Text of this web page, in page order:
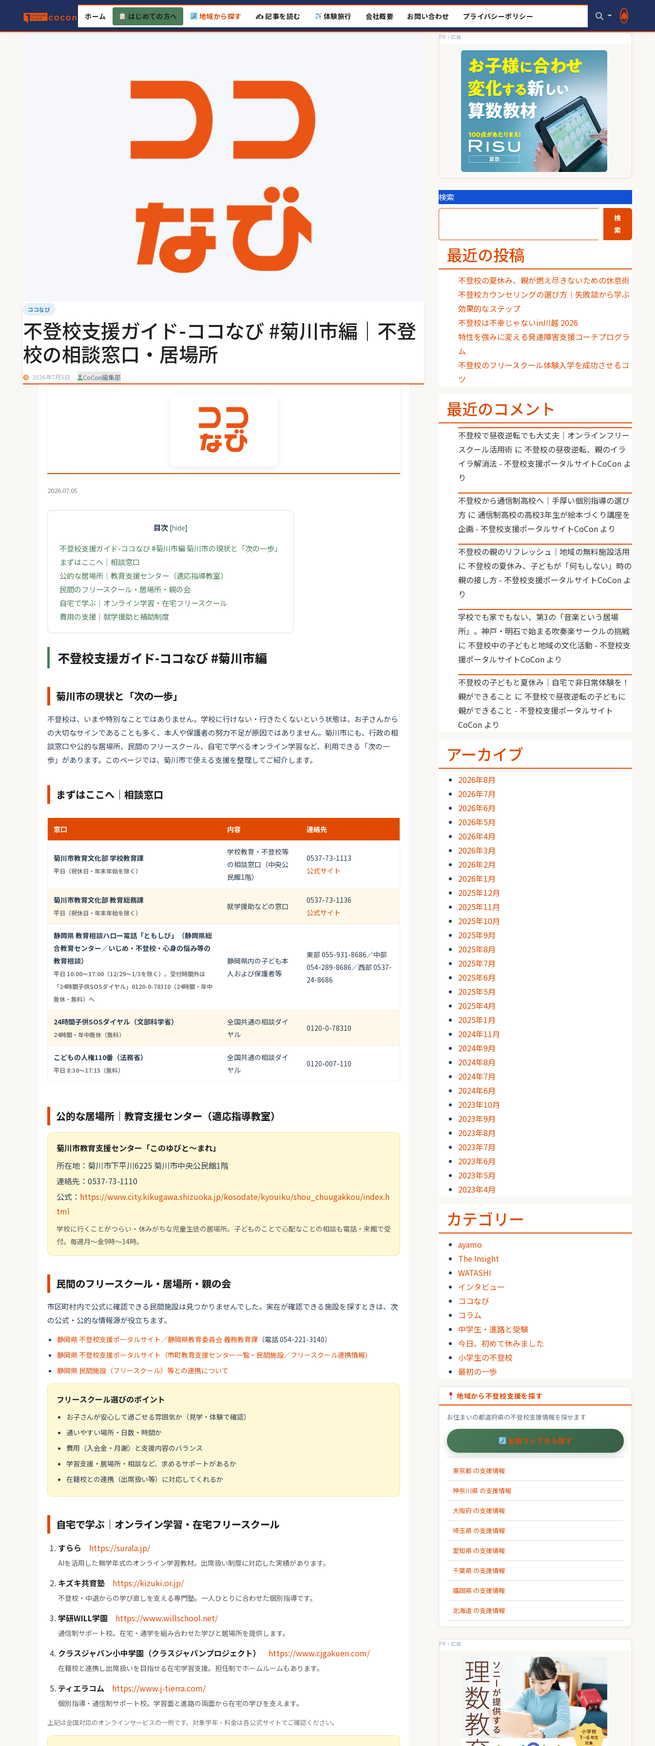
content
ホーム はじめての方へ 地域から探す ✍️ 記事を読む 体験旅行 会社概要 お問い合わせ プライバシーポリシー
ココなび
不登校支援ガイド-ココなび #菊川市編｜不登
校の相談窓口・居場所
2026年7月5日 CoCon編集部
2026.07.05
目次 [hide]
不登校支援ガイド-ココなび #菊川市編 菊川市の現状と「次の一歩」
まずはここへ｜相談窓口
公的な居場所｜教育支援センター（適応指導教室）
民間のフリースクール・居場所・親の会
自宅で学ぶ｜オンライン学習・在宅フリースクール
費用の支援｜就学援助と補助制度
不登校支援ガイド-ココなび #菊川市編
菊川市の現状と「次の一歩」
不登校は、いまや特別なことではありません。学校に行けない・行きたくないという状態は、お子さんから
の大切なサインであることも多く、本人や保護者の努力不足が原因ではありません。菊川市にも、行政の相
談窓口や公的な居場所、民間のフリースクール、自宅で学べるオンライン学習など、利用できる「次の一
歩」があります。このページでは、菊川市で使える支援を整理してご紹介します。
まずはここへ｜相談窓口
窓口 内容 連絡先
菊川市教育文化部 学校教育課
平日（祝休日・年末年始を除く）
学校教育・不登校等
の相談窓口（中央公
民館1階）
0537-73-1113
公式サイト
菊川市教育文化部 教育総務課
平日（祝休日・年末年始を除く）
就学援助などの窓口
0537-73-1136
公式サイト
静岡県 教育相談ハロー電話「ともしび」（静岡県総
合教育センター／いじめ・不登校・心身の悩み等の
教育相談）
平日 10:00〜17:00（12/29〜1/3を除く）。受付時間外は
「24時間子供SOSダイヤル」0120-0-78310（24時間・年中
無休・無料）へ
静岡県内の子ども本
人および保護者等
東部 055-931-8686／中部
054-289-8686／西部 0537-
24-8686
24時間子供SOSダイヤル（文部科学省）
24時間・年中無休（無料）
全国共通の相談ダイ
ヤル
0120-0-78310
こどもの人権110番（法務省）
平日 8:30〜17:15（無料）
全国共通の相談ダイ
ヤル
0120-007-110
公的な居場所｜教育支援センター（適応指導教室）
菊川市教育支援センター「このゆびと～まれ」
所在地：菊川市下平川6225 菊川市中央公民館1階
連絡先：0537-73-1110
公式： https://www.city.kikugawa.shizuoka.jp/kosodate/kyouiku/shou_chuugakkou/index.h
tml
学校に行くことがつらい・休みがちな児童生徒の居場所。子どものことで心配なことの相談も電話・来館で受
付。毎週月～金9時～14時。
民間のフリースクール・居場所・親の会
市区町村内で公式に確認できる民間施設は見つかりませんでした。実在が確認できる施設を探すときは、次
の公式・公的な情報源が役立ちます。
静岡県 不登校支援ポータルサイト／静岡県教育委員会 義務教育課（電話 054-221-3140）
静岡県 不登校支援ポータルサイト（市町教育支援センター一覧・民間施設／フリースクール連携情報）
静岡県 民間施設（フリースクール）等との連携について
フリースクール選びのポイント
お子さんが安心して過ごせる雰囲気か（見学・体験で確認）
通いやすい場所・日数・時間か
費用（入会金・月謝）と支援内容のバランス
学習支援・居場所・相談など、求めるサポートがあるか
在籍校との連携（出席扱い等）に対応してくれるか
自宅で学ぶ｜オンライン学習・在宅フリースクール
すらら https://surala.jp/
AIを活用した無学年式のオンライン学習教材。出席扱い制度に対応した実績があります。
キズキ共育塾 https://kizuki.or.jp/
不登校・中退からの学び直しを支える専門塾。一人ひとりに合わせた個別指導です。
学研WILL学園 https://www.willschool.net/
通信制サポート校。在宅・通学を組み合わせた学びと居場所を提供します。
クラスジャパン小中学園（クラスジャパンプロジェクト） https://www.cjgakuen.com/
在籍校と連携し出席扱いを目指せる在宅学習支援。担任制でホームルームもあります。
ティエラコム https://www.j-tierra.com/
個別指導・通信制サポート校。学習面と進路の両面から在宅の学びを支えます。
上記は全国対応のオンラインサービスの一例です。対象学年・料金は各公式サイトでご確認ください。
PR・広告
検索
検
索
最近の投稿
不登校の夏休み、親が燃え尽きないための休息術
不登校カウンセリングの選び方｜失敗談から学ぶ
効果的なステップ
不登校は不幸じゃないin川越 2026
特性を強みに変える発達障害支援コーチプログラ
ム
不登校のフリースクール体験入学を成功させるコ
ツ
最近のコメント
不登校で昼夜逆転でも大丈夫｜オンラインフリー
スクール活用術 に 不登校の昼夜逆転、親のイラ
イラ解消法 - 不登校支援ポータルサイトCoCon よ
り
不登校から通信制高校へ｜手厚い個別指導の選び
方 に通信制高校の高校3年生が絵本づくり講座を
企画 - 不登校支援ポータルサイトCoCon より
不登校の親のリフレッシュ｜地域の無料施設活用
に 不登校の夏休み、子どもが「何もしない」時の
親の接し方 - 不登校支援ポータルサイトCoCon よ
り
学校でも家でもない、第3の「音楽という居場
所」。神戸・明石で始まる吹奏楽サークルの挑戦
に 不登校中の子どもと地域の文化活動 - 不登校支
援ポータルサイトCoCon より
不登校の子どもと夏休み｜自宅で非日常体験を！
親ができること に 不登校で昼夜逆転の子どもに
親ができること - 不登校支援ポータルサイト
CoCon より
アーカイブ
2026年8月
2026年7月
2026年6月
2026年5月
2026年4月
2026年3月
2026年2月
2026年1月
2025年12月
2025年11月
2025年10月
2025年9月
2025年8月
2025年7月
2025年6月
2025年5月
2025年4月
2025年1月
2024年11月
2024年9月
2024年8月
2024年7月
2024年6月
2023年10月
2023年9月
2023年8月
2023年7月
2023年6月
2023年5月
2023年4月
カテゴリー
ayamo
The Insight
WATASHI
インタビュー
ココなび
コラム
中学生・進路と受験
今日、初めて休みました
小学生の不登校
最初の一歩
地域から不登校支援を探す
お住まいの都道府県の不登校支援情報を探せます
全国マップから探す
東京都 の支援情報
神奈川県 の支援情報
大阪府 の支援情報
埼玉県 の支援情報
愛知県 の支援情報
千葉県 の支援情報
福岡県 の支援情報
北海道 の支援情報
PR・広告